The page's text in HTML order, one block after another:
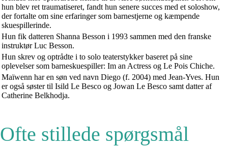
hun blev ret traumatiseret, fandt hun senere succes med et soloshow,
der fortalte om sine erfaringer som barnestjerne og kæmpende
skuespillerinde.
Hun fik datteren Shanna Besson i 1993 sammen med den franske
instruktør Luc Besson.
Hun skrev og optrådte i to solo teaterstykker baseret på sine
oplevelser som barneskuespiller: Im an Actress og Le Pois Chiche.
Maïwenn har en søn ved navn Diego (f. 2004) med Jean-Yves. Hun
er også søster til Isild Le Besco og Jowan Le Besco samt datter af
Catherine Belkhodja.
Ofte stillede spørgsmål